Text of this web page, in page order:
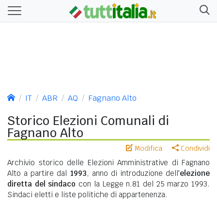
IT ABR AQ Fagnano Alto
Storico Elezioni Comunali di
Fagnano Alto
Modifica Condividi
Archivio storico delle Elezioni Amministrative di Fagnano
Alto a partire dal 1993, anno di introduzione dell'elezione
diretta del sindaco con la Legge n.81 del 25 marzo 1993.
Sindaci eletti e liste politiche di appartenenza.